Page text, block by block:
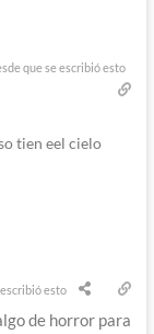
que se escribió esto
tien eel cielo
esto
de horror para